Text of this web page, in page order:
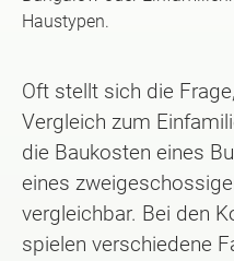
Haustypen.
Oft stellt sich die
Vergleich zum
die Baukosten eines
eines
vergleichbar. Bei den
spielen verschiedene